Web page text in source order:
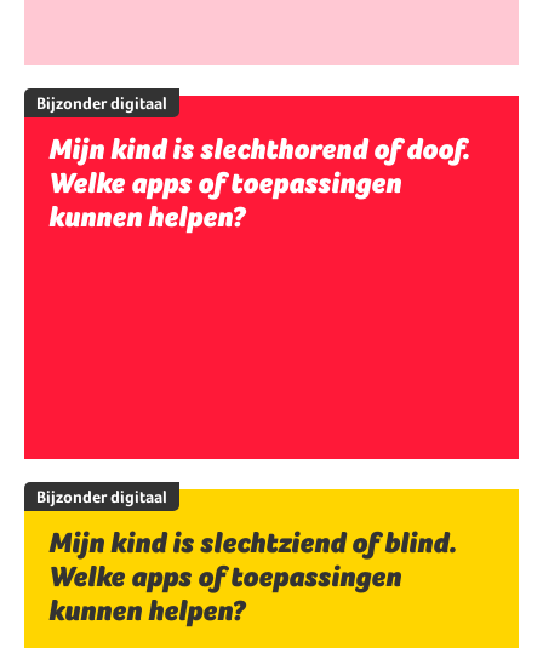
Bijzonder digitaal
Mijn kind is slechthorend of doof.
Welke apps of toepassingen
kunnen helpen?
Bijzonder digitaal
Mijn kind is slechtziend of blind.
Welke apps of toepassingen
kunnen helpen?